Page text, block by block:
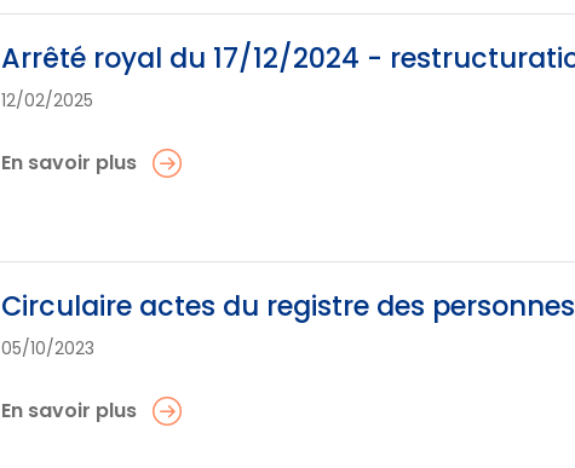
Arrêté royal du 17/12/2024 -
12/02/2025
En savoir plus
Circulaire actes du registre des
05/10/2023
En savoir plus